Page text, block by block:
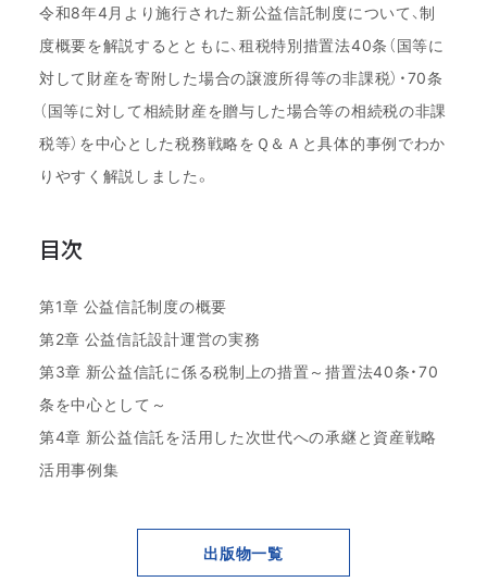
令和8年4月より施行された新公益信託制度について、制
度概要を解説するとともに、租税特別措置法40条（国等に
対して財産を寄附した場合の譲渡所得等の非課税）・70条
（国等に対して相続財産を贈与した場合等の相続税の非課
税等）を中心とした税務戦略をＱ＆Ａと具体的事例でわか
りやすく解説しました。
目次
第1章 公益信託制度の概要
第2章 公益信託設計運営の実務
第3章 新公益信託に係る税制上の措置～措置法40条・70
条を中心として～
第4章 新公益信託を活用した次世代への承継と資産戦略
活用事例集
出版物一覧